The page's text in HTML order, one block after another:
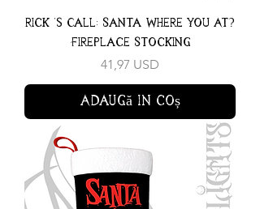
Rick 's Call: Santa Where You At?
Fireplace Stocking
Preț
41,97 USD
Adaugă în coș